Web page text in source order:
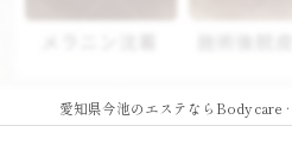
愛知県今池